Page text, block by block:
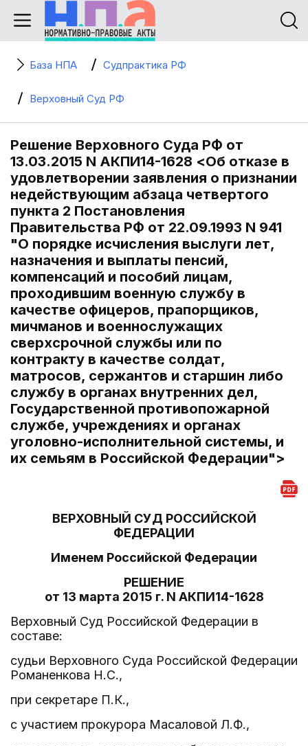
База НПА Судпрактика РФ
Верховный Суд РФ
Решение Верховного Суда РФ от
13.03.2015 N АКПИ14-1628 <Об отказе в
удовлетворении заявления о признании
недействующим абзаца четвертого
пункта 2 Постановления
Правительства РФ от 22.09.1993 N 941
"О порядке исчисления выслуги лет,
назначения и выплаты пенсий,
компенсаций и пособий лицам,
проходившим военную службу в
качестве офицеров, прапорщиков,
мичманов и военнослужащих
сверхсрочной службы или по
контракту в качестве солдат,
матросов, сержантов и старшин либо
службу в органах внутренних дел,
Государственной противопожарной
службе, учреждениях и органах
уголовно-исполнительной системы, и
их семьям в Российской Федерации">
ВЕРХОВНЫЙ СУД РОССИЙСКОЙ
ФЕДЕРАЦИИ
Именем Российской Федерации
РЕШЕНИЕ
от 13 марта 2015 г. N АКПИ14-1628
Верховный Суд Российской Федерации в
составе:
судьи Верховного Суда Российской Федерации
Романенкова Н.С.,
при секретаре П.К.,
с участием прокурора Масаловой Л.Ф.,